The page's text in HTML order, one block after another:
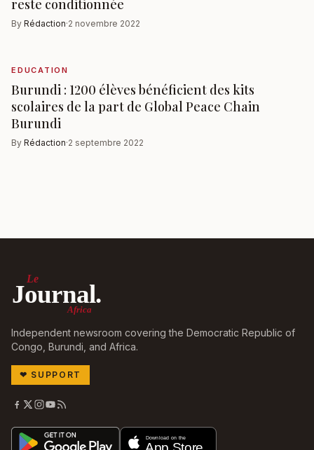
reste conditionnée
By Rédaction·2 novembre 2022
EDUCATION
Burundi : 1200 élèves bénéficient des kits
scolaires de la part de Global Peace Chain
Burundi
By Rédaction·2 septembre 2022
Le
Journal.
Africa
Independent newsroom covering the Democratic Republic of
Congo, Burundi, and Africa.
❤ SUPPORT